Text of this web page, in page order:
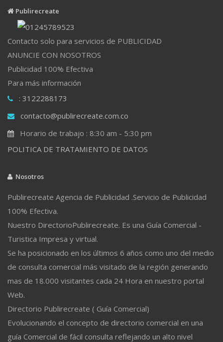
Publirecreate
Contacto solo para servicios de PUBLICIDAD
ANUNCIE CON NOSOTROS
Publicidad 100% Efectiva
Para más información
: 3122288173
contacto@publirecreate.com.co
Horario de trabajo : 8:30 am - 5:30 pm
POLITICA DE TRATAMIENTO DE DATOS
Nosotros
Publirecreate Agencia de Publicidad .Servicio de Publicidad
100% Efectiva.
Nuestro DirectorioPublirecreate. Es una Guía Comercial -
Turistica Impresa y virtual.
Se ha posicionado en los últimos 6 años como uno del medio
de consulta comercial más visitado de la región generando
mas de 18.000 visitantes cada 24 Hora en nuestro portal
Web.
Directorio Publirecreate ( Guía Comercial)
Evolucionando el concepto de directorio comercial en una
guía Comercial de fácil consulta reflejando un alto nivel